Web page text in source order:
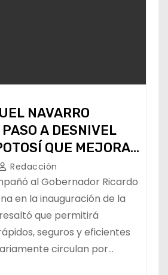
NAVARRO
PASO A DESNIVEL
QUE MEJORA
METROPOLITANA
Redacción
al Gobernador Ricardo
en la inauguración de la
que permitirá
seguros y eficientes
circulan por…